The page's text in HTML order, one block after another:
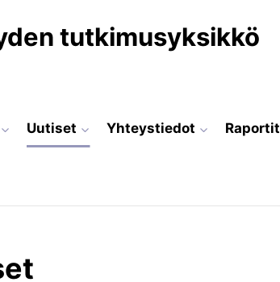
tutkimusyksikkö
Uutiset Yhteystiedot Raportit